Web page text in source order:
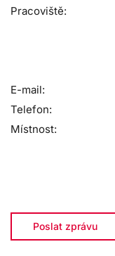
Pracoviště:
E-mail:
Telefon:
Místnost:
Poslat zprávu